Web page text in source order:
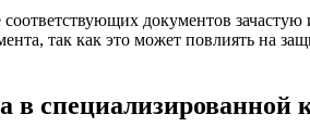
документов
так как это может повлиять на
в специализированной